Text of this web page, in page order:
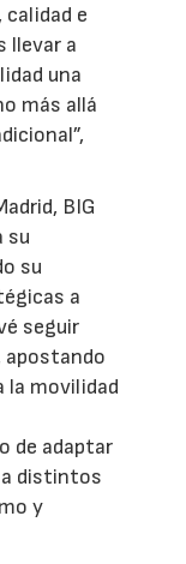
calidad e
llevar a
una
más allá
BIG
su
su
a
seguir
apostando
la movilidad
de adaptar
a distintos
y